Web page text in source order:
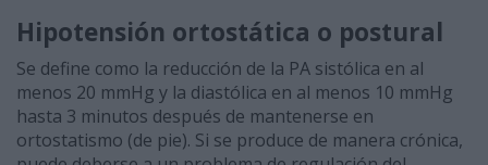
Hipotensión ortostática o postural
Se define como la reducción de la PA sistólica en al
menos 20 mmHg y la diastólica en al menos 10 mmHg
hasta 3 minutos después de mantenerse en
ortostatismo (de pie). Si se produce de manera crónica,